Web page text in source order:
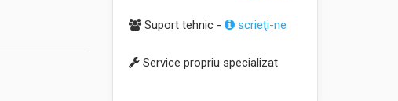
Suport tehnic - scrieţi-ne
Service propriu specializat